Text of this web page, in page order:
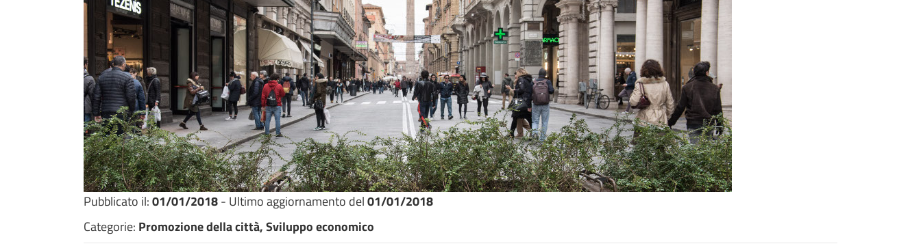
Pubblicato il:01/01/2018- Ultimo aggiornamento del01/01/2018
Categorie: Promozione della città, Sviluppo economico